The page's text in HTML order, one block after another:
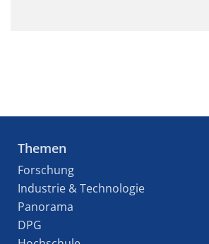
Themen
Forschung
Industrie & Technologie
Panorama
DPG